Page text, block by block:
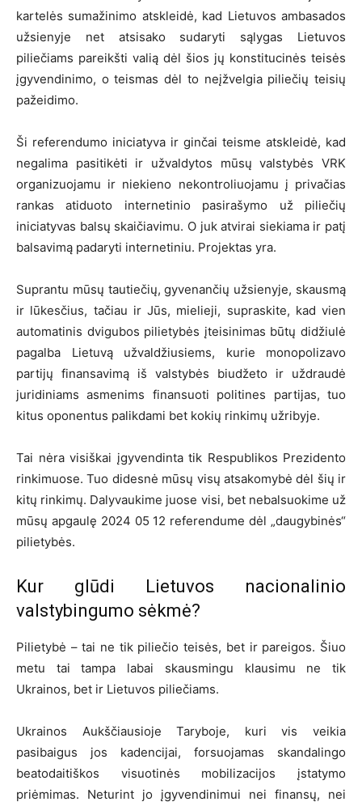
kartelės sumažinimo atskleidė, kad Lietuvos ambasados
užsienyje net atsisako sudaryti sąlygas Lietuvos
piliečiams pareikšti valią dėl šios jų konstitucinės teisės
įgyvendinimo, o teismas dėl to neįžvelgia piliečių teisių
pažeidimo.
Ši referendumo iniciatyva ir ginčai teisme atskleidė, kad
negalima pasitikėti ir užvaldytos mūsų valstybės VRK
organizuojamu ir niekieno nekontroliuojamu į privačias
rankas atiduoto internetinio pasirašymo už piliečių
iniciatyvas balsų skaičiavimu. O juk atvirai siekiama ir patį
balsavimą padaryti internetiniu. Projektas yra.
Suprantu mūsų tautiečių, gyvenančių užsienyje, skausmą
ir lūkesčius, tačiau ir Jūs, mielieji, supraskite, kad vien
automatinis dvigubos pilietybės įteisinimas būtų didžiulė
pagalba Lietuvą užvaldžiusiems, kurie monopolizavo
partijų finansavimą iš valstybės biudžeto ir uždraudė
juridiniams asmenims finansuoti politines partijas, tuo
kitus oponentus palikdami bet kokių rinkimų užribyje.
Tai nėra visiškai įgyvendinta tik Respublikos Prezidento
rinkimuose. Tuo didesnė mūsų visų atsakomybė dėl šių ir
kitų rinkimų. Dalyvaukime juose visi, bet nebalsuokime už
mūsų apgaulę 2024 05 12 referendume dėl „daugybinės“
pilietybės.
Kur glūdi Lietuvos nacionalinio
valstybingumo sėkmė?
Pilietybė – tai ne tik piliečio teisės, bet ir pareigos. Šiuo
metu tai tampa labai skausmingu klausimu ne tik
Ukrainos, bet ir Lietuvos piliečiams.
Ukrainos Aukščiausioje Taryboje, kuri vis veikia
pasibaigus jos kadencijai, forsuojamas skandalingo
beatodaitiškos visuotinės mobilizacijos įstatymo
priėmimas. Neturint jo įgyvendinimui nei finansų, nei